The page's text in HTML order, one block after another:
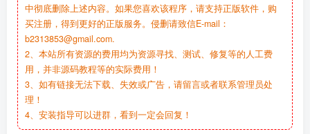
中彻底删除上述内容。如果您喜欢该程序，请支持正版软件，购
买注册，得到更好的正版服务。侵删请致信E-mail：
b2313853@gmail.com.
2、本站所有资源的费用均为资源寻找、测试、修复等的人工费
用，并非源码教程等的实际费用！
3、如有链接无法下载、失效或广告，请留言或者联系管理员处
理！
4、安装指导可以进群，看到一定会回复！